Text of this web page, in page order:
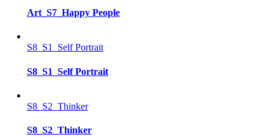
Art_S7_Happy People
S8_S1_Self Portrait
S8_S1_Self Portrait
S8_S2_Thinker
S8_S2_Thinker